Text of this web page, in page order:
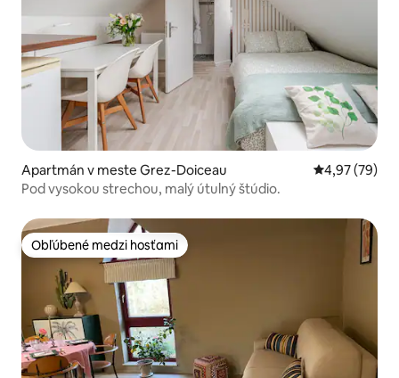
Apartmán v meste Grez-Doiceau Priemerné
4,97 (79)
Pod vysokou strechou, malý útulný štúdio.
Obľúbené medzi hosťami
Obľúbené medzi hosťami